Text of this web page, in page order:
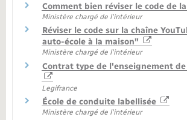
Comment bien réviser le code de
Ministère chargé de l'intérieur
Réviser le code sur la chaîne
auto-école à la maison"
Ministère chargé de l'intérieur
Contrat type de l'enseignement
Legifrance
École de conduite labellisée
Ministère chargé de l'intérieur